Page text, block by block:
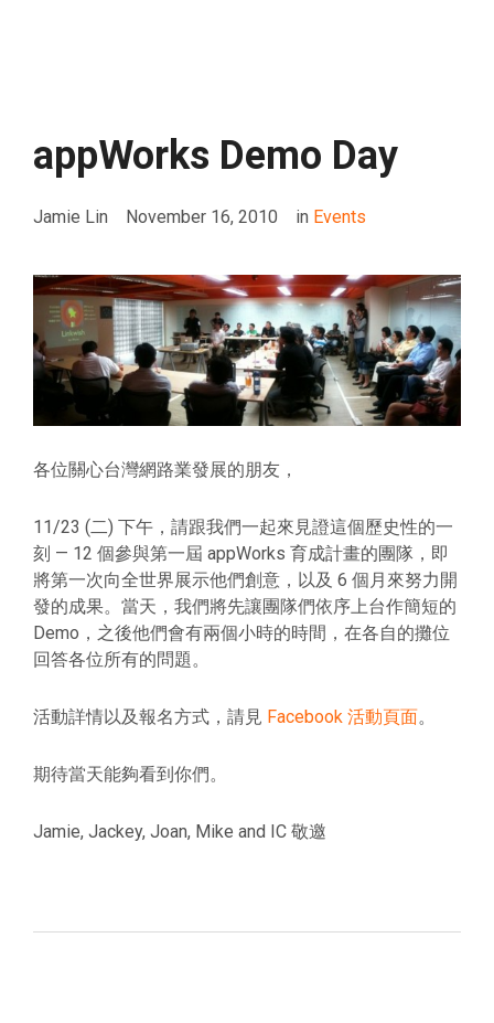
appWorks Demo Day
Jamie Lin November 16, 2010 in Events
各位關心台灣網路業發展的朋友，
11/23 (二) 下午，請跟我們一起來見證這個歷史性的一
刻 — 12 個參與第一屆 appWorks 育成計畫的團隊，即
將第一次向全世界展示他們創意，以及 6 個月來努力開
發的成果。當天，我們將先讓團隊們依序上台作簡短的
Demo，之後他們會有兩個小時的時間，在各自的攤位
回答各位所有的問題。
活動詳情以及報名方式，請見 Facebook 活動頁面。
期待當天能夠看到你們。
Jamie, Jackey, Joan, Mike and IC 敬邀